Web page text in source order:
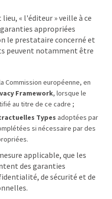
« l'éditeur » veille à ce
appropriées
le prestataire concerné et
peuvent notamment être
Commission européenne, en
Framework, lorsque le
au titre de ce cadre ;
Types adoptées par
si nécessaire par des
applicable, que les
des garanties
de sécurité et de